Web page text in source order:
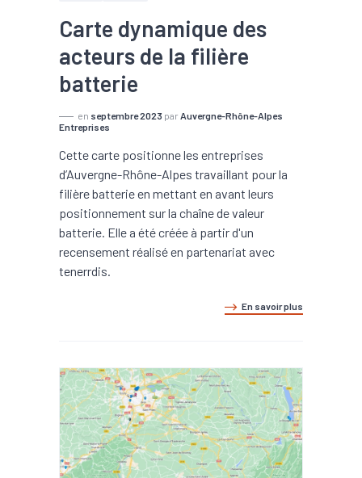
Carte dynamique des
acteurs de la filière
batterie
en septembre 2023 par Auvergne-Rhône-Alpes
Entreprises
Cette carte positionne les entreprises
d’Auvergne-Rhône-Alpes travaillant pour la
filière batterie en mettant en avant leurs
positionnement sur la chaîne de valeur
batterie. Elle a été créée à partir d'un
recensement réalisé en partenariat avec
tenerrdis.
En savoir plus